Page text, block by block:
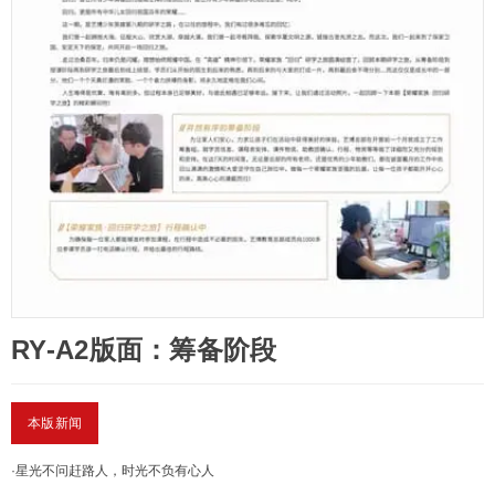
RY-A2版面：筹备阶段
本版新闻
·星光不问赶路人，时光不负有心人